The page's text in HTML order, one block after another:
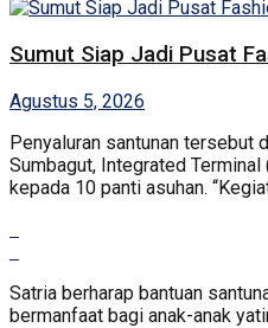
Sumut Siap Jadi Pusat
Agustus 5, 2026
Penyaluran santunan tersebut
Sumbagut, Integrated
kepada 10 panti asuhan.
Satria berharap bantuan
bermanfaat bagi anak-anak